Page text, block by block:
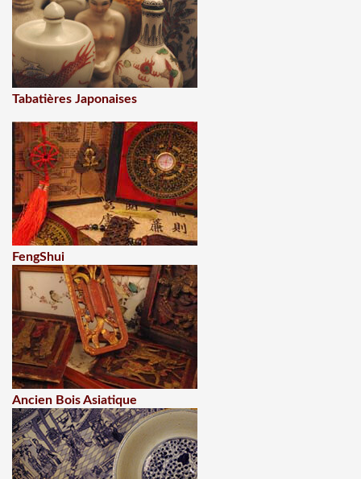
Tabatières Japonaises
FengShui
Ancien Bois Asiatique